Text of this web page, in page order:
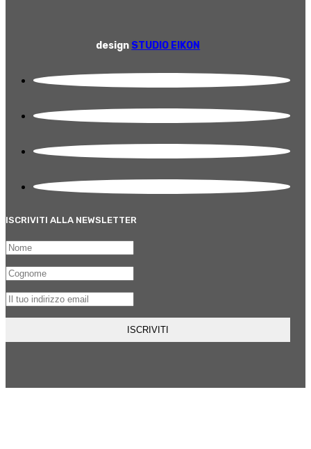
design STUDIO EIKON
ISCRIVITI ALLA NEWSLETTER